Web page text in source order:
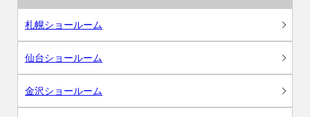
札幌ショールーム
仙台ショールーム
金沢ショールーム